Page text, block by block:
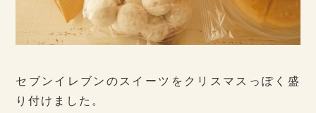
セブンイレブンのスイーツをクリスマスっぽく盛
り付けました。